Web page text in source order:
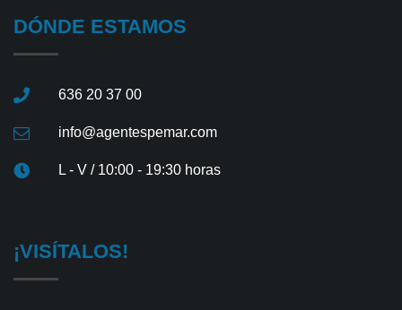
DÓNDE ESTAMOS
636 20 37 00
info@agentespemar.com
L - V / 10:00 - 19:30 horas
¡VISÍTALOS!